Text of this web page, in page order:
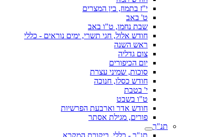
י"ז בתמוז, בין המצרים
ט' באב
שבת נחמו, ט"ו באב
חודש אלול, חגי תשרי, ימים נוראים - כללי
ראש השנה
צום גדליה
יום הכיפורים
סוכות, שמיני עצרת
חודש כסלו, חנוכה
י' בטבת
ט"ו בשבט
חודש אדר וארבעת הפרשיות
פורים, מגילת אסתר
תנ"ך
תנ"ך - כללי, ביקורת המקרא